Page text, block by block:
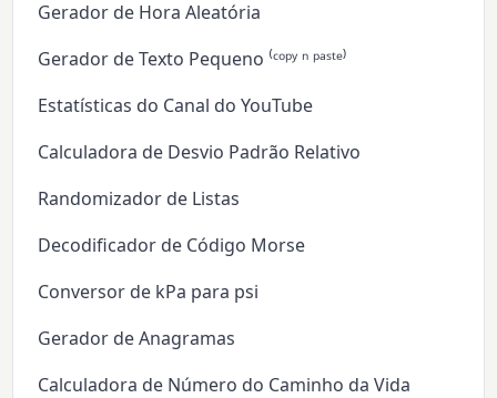
Gerador de Hora Aleatória
Gerador de Texto Pequeno ⁽ᶜᵒᵖʸ ⁿ ᵖᵃˢᵗᵉ⁾
Estatísticas do Canal do YouTube
Calculadora de Desvio Padrão Relativo
Randomizador de Listas
Decodificador de Código Morse
Conversor de kPa para psi
Gerador de Anagramas
Calculadora de Número do Caminho da Vida